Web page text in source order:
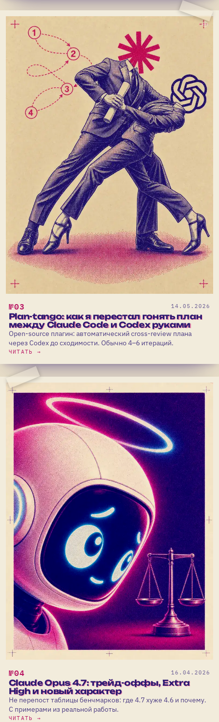
№03 14.05.2026
Plan-tango: как я перестал гонять план
между Claude Code и Codex руками
Open-source плагин: автоматический cross-review плана
через Codex до сходимости. Обычно 4–6 итераций.
ЧИТАТЬ →
№04 16.04.2026
Claude Opus 4.7: трейд-оффы, Extra
High и новый характер
Не перепост таблицы бенчмарков: где 4.7 хуже 4.6 и почему.
С примерами из реальной работы.
ЧИТАТЬ →